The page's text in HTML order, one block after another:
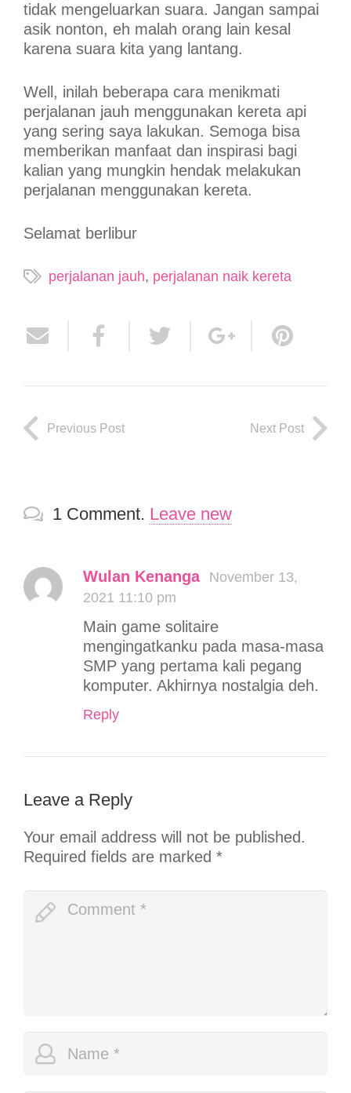
tidak mengeluarkan suara. Jangan sampai
asik nonton, eh malah orang lain kesal
karena suara kita yang lantang.
Well, inilah beberapa cara menikmati
perjalanan jauh menggunakan kereta api
yang sering saya lakukan. Semoga bisa
memberikan manfaat dan inspirasi bagi
kalian yang mungkin hendak melakukan
perjalanan menggunakan kereta.
Selamat berlibur
perjalanan jauh, perjalanan naik kereta
Previous Post Next Post
1 Comment. Leave new
Wulan Kenanga
November 13,
2021 11:10 pm
Main game solitaire
mengingatkanku pada masa-masa
SMP yang pertama kali pegang
komputer. Akhirnya nostalgia deh.
Reply
Leave a Reply
Your email address will not be published.
Required fields are marked *